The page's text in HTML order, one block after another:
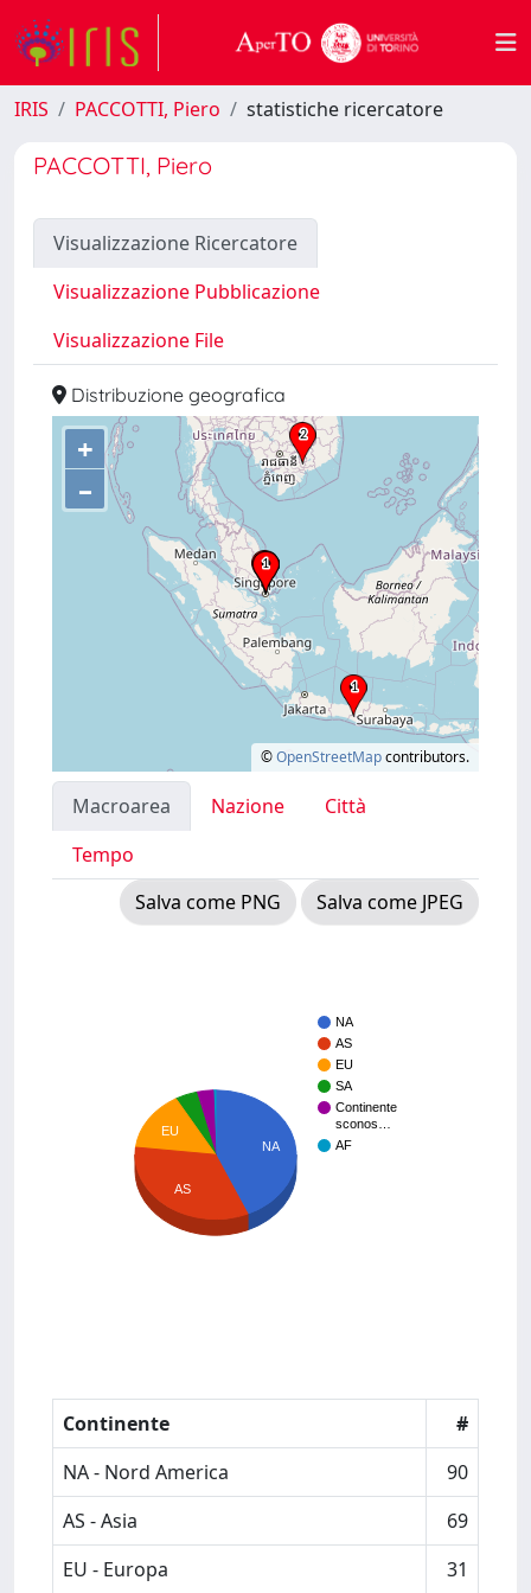
IRIS PACCOTTI, Piero statistiche ricercatore
PACCOTTI, Piero
Visualizzazione Ricercatore
Visualizzazione Pubblicazione
Visualizzazione File
Distribuzione geografica
+
–
©OpenStreetMapcontributors.
Macroarea Nazione
Città
Tempo
Salva come PNG
Salva come JPEG
NA
AS
EU
SA
Continente
sconos…
AF
NA
EU
AS
Continente
#
NA - Nord America
90
AS - Asia
69
EU - Europa
31